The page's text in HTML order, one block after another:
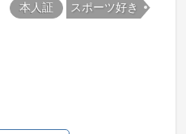
本人証 スポーツ好き